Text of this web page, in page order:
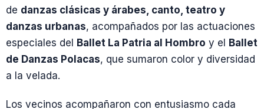
de danzas clásicas y árabes, canto, teatro y
danzas urbanas, acompañados por las actuaciones
especiales del Ballet La Patria al Hombro y el Ballet
de Danzas Polacas, que sumaron color y diversidad
a la velada.
Los vecinos acompañaron con entusiasmo cada